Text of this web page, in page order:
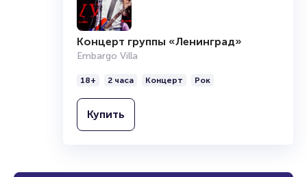
Концерт группы «Ленинград»
Embargo Villa
18+ 2 часа Концерт Рок
Купить